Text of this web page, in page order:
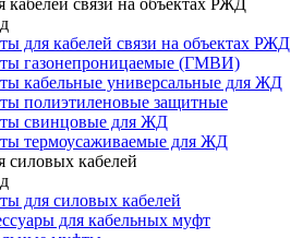
связи на объектах РЖД
для кабелей связи на объектах РЖД
газонепроницаемые (ГМВИ)
кабельные универсальные для ЖД
полиэтиленовые защитные
свинцовые для ЖД
термоусаживаемые для ЖД
кабелей
для силовых кабелей
для кабельных муфт